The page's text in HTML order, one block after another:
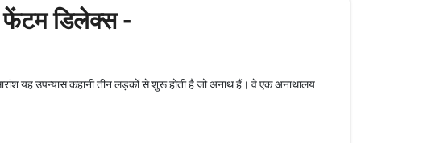
फेंटम डिलेक्स -
यह उपन्यास कहानी तीन लड़कों से शुरू होती है जो अनाथ हैं। वे एक अनाथालय